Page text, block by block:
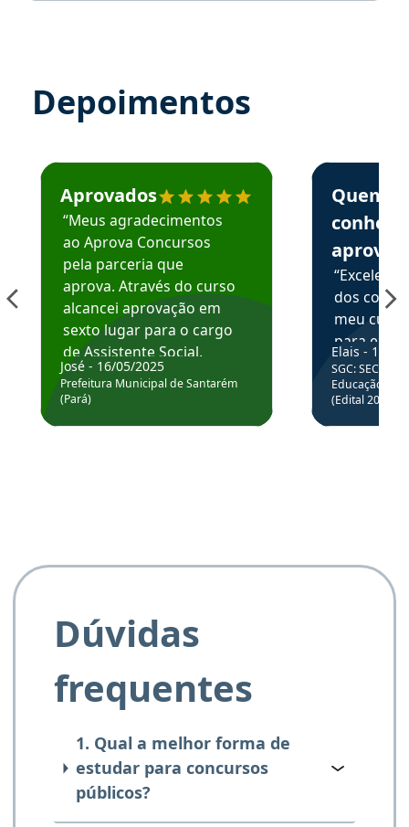
Depoimentos
Estudante José recomenda o Aprova Concursos em
Aprovados
“Meus agradecimentos
ao Aprova Concursos
pela parceria que
aprova. Através do curso
alcancei aprovação em
sexto lugar para o cargo
de Assistente Social.
Hoje estou atuando na
Prefeitura de Santarém.
José - 16/05/2025
Prefeitura Municipal de Santarém
(Pará)
Estudante
Quem
aprova
dos
meu
para
colocar
através
de
Elais - 15/
SGC: SEC BA
Educação
(Edital
Dúvidas
frequentes
1. Qual a melhor forma de
estudar para concursos
públicos?